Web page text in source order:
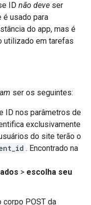
ID não deve ser
é usado para
do app, mas é
utilizado em tarefas
ser os seguintes:
ID nos parâmetros de
exclusivamente
do site terão o
. Encontrado na
> escolha seu
corpo POST da